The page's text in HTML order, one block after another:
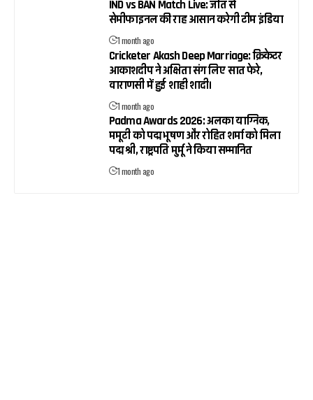
IND vs BAN Match Live: जीत से
सेमीफाइनल की राह आसान करेगी टीम इंडिया
1 month ago
Cricketer Akash Deep Marriage: क्रिकेटर
आकाशदीप ने अक्षिता संग लिए सात फेरे,
वाराणसी में हुई शाही शादी।
1 month ago
Padma Awards 2026: अलका याग्निक,
ममूटी को पद्म भूषण और रोहित शर्मा को मिला
पद्म श्री, राष्ट्रपति मुर्मू ने किया सम्मानित
1 month ago